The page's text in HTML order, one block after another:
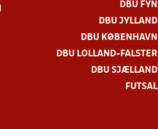
DBU FYN
DBU JYLLAND
DBU KØBENHAVN
DBU LOLLAND-FALSTER
DBU SJÆLLAND
FUTSAL